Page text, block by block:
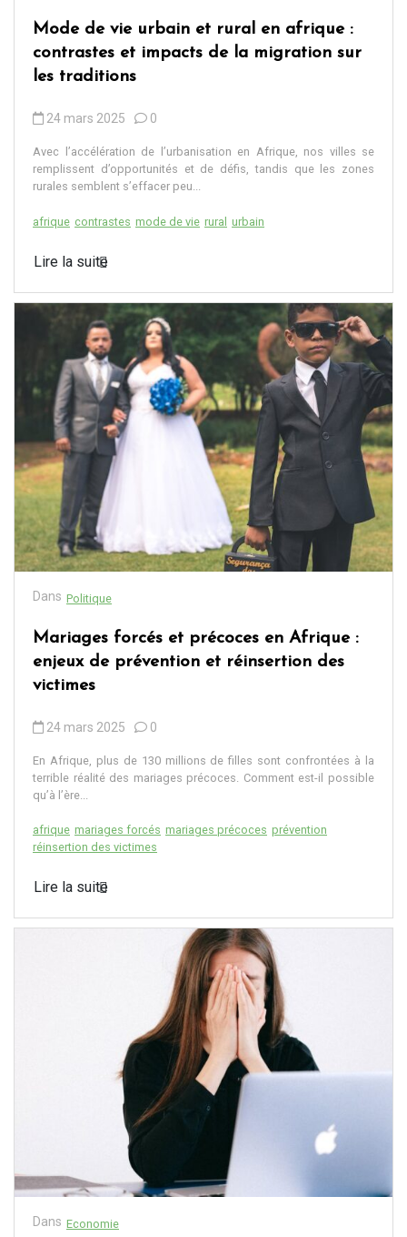
Mode de vie urbain et rural en afrique :
contrastes et impacts de la migration sur
les traditions
24 mars 2025 0
Avec l’accélération de l’urbanisation en Afrique, nos villes se
remplissent d’opportunités et de défis, tandis que les zones
rurales semblent s’effacer peu...
afrique contrastes mode de vie rural urbain
Lire la suite
Dans Politique
Mariages forcés et précoces en Afrique :
enjeux de prévention et réinsertion des
victimes
24 mars 2025 0
En Afrique, plus de 130 millions de filles sont confrontées à la
terrible réalité des mariages précoces. Comment est-il possible
qu’à l’ère...
afrique mariages forcés mariages précoces prévention
réinsertion des victimes
Lire la suite
Dans Economie